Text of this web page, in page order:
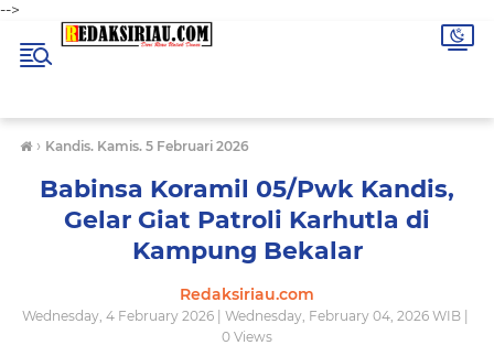
-->
› Kandis. Kamis. 5 Februari 2026
Babinsa Koramil 05/Pwk Kandis,
Gelar Giat Patroli Karhutla di
Kampung Bekalar
Redaksiriau.com
Wednesday, 4 February 2026 | Wednesday, February 04, 2026 WIB |
0 Views